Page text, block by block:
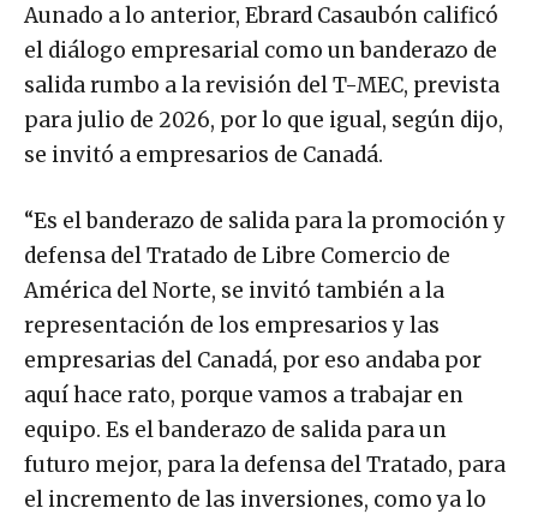
Aunado a lo anterior, Ebrard Casaubón calificó
el diálogo empresarial como un banderazo de
salida rumbo a la revisión del T-MEC, prevista
para julio de 2026, por lo que igual, según dijo,
se invitó a empresarios de Canadá.
“Es el banderazo de salida para la promoción y
defensa del Tratado de Libre Comercio de
América del Norte, se invitó también a la
representación de los empresarios y las
empresarias del Canadá, por eso andaba por
aquí hace rato, porque vamos a trabajar en
equipo. Es el banderazo de salida para un
futuro mejor, para la defensa del Tratado, para
el incremento de las inversiones, como ya lo